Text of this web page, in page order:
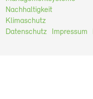
Nachhaltigkeit
Klimaschutz
Datenschutz
Impressum